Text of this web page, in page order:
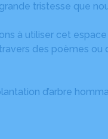
tristesse que
à utiliser cet
des poèmes ou
d’arbre